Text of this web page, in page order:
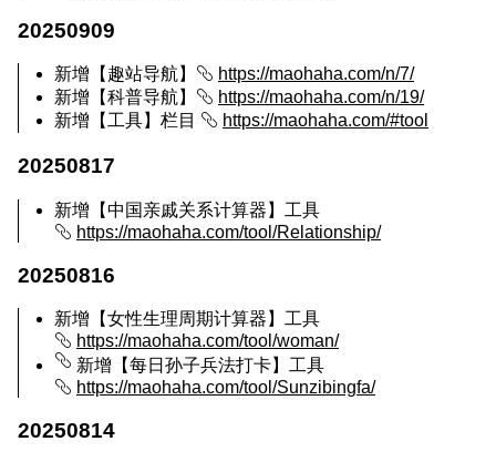
20250909
新增【趣站导航】
https://maohaha.com/n/7/
新增【科普导航】
https://maohaha.com/n/19/
新增【工具】栏目
https://maohaha.com/#tool
20250817
新增【中国亲戚关系计算器】工具
https://maohaha.com/tool/Relationship/
20250816
新增【女性生理周期计算器】工具
https://maohaha.com/tool/woman/
新增【每日孙子兵法打卡】工具
https://maohaha.com/tool/Sunzibingfa/
20250814